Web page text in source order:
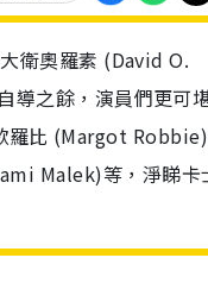
衛奧羅素 (David O.
導之餘，演員們更可
羅比 (Margot Robbie)
Malek)等，淨睇卡